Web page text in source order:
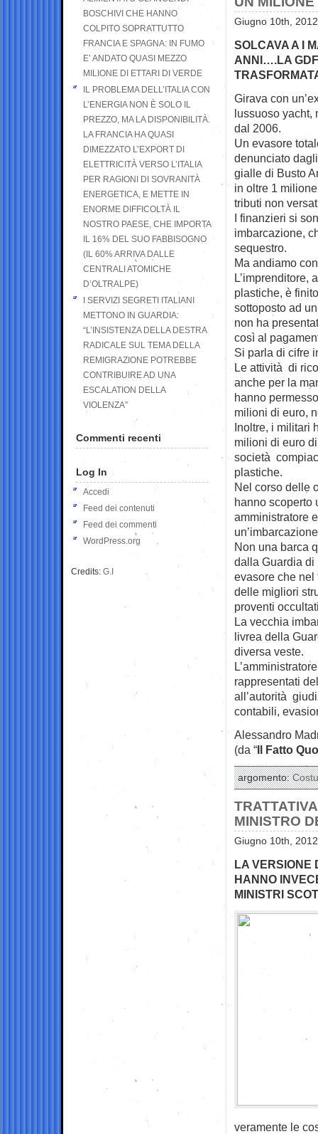
Giugno 10th,
SOLCAVA A I
ANNI….LA GDF
Girava con
lussuoso yacht,
dal 2006.
Un evasore
denunciato
gialle di Busto
in oltre 1
tributi non
I finanzieri si
imbarcazione,
sequestro.
Ma andiamo
L’imprenditore,
plastiche, è
sottoposto ad
non ha
così al
Si parla di cifre
Le attività di
anche per la
hanno
milioni di euro,
Inoltre, i militari
milioni di euro
società
plastiche.
Nel corso delle
hanno scoperto
amministratore
Non una barca
dalla Guardia di
evasore che nel
delle migliori
proventi
La vecchia
livrea della
diversa veste.
rappresentati
all’autorità
contabili,
Alessandro
(da “Il Fatto
argomento:
MINISTRO
Giugno 10th,
LA VERSIONE
HANNO
MINISTRI
veramente le
BOSCHIVI CHE HANNO
COLPITO SOPRATTUTTO
FRANCIA E SPAGNA: IN FUMO
E’ ANDATO QUASI MEZZO
MILIONE DI ETTARI DI VERDE
IL PROBLEMA DELL’ITALIA CON
L’ENERGIA NON È SOLO IL
PREZZO, MA LA DISPONIBILITÀ.
LA FRANCIA HA QUASI
DIMEZZATO L’EXPORT DI
ELETTRICITÀ VERSO L’ITALIA
PER RAGIONI DI SOVRANITÀ
ENERGETICA, E METTE IN
ENORME DIFFICOLTÀ IL
NOSTRO PAESE, CHE IMPORTA
IL 16% DEL SUO FABBISOGNO
(IL 60% ARRIVA DALLE
CENTRALI ATOMICHE
D’OLTRALPE)
I SERVIZI SEGRETI ITALIANI
METTONO IN GUARDIA:
“L’INSISTENZA DELLA DESTRA
RADICALE SUL TEMA DELLA
REMIGRAZIONE POTREBBE
CONTRIBUIRE AD UNA
ESCALATION DELLA
VIOLENZA”
Commenti recenti
Log In
Accedi
Feed dei contenuti
Feed dei commenti
WordPress.org
Credits: G.I